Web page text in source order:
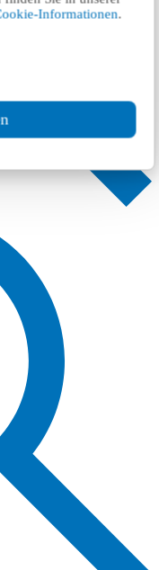
Informationen.